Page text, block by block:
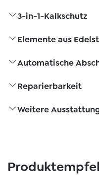
3-in-1-Kalkschutz
Elemente aus
Automatische
Reparierbarkeit
Weitere